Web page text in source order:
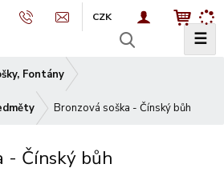
CZK
☰
Fontány
Bronzová soška - Čínský bůh
- Čínský bůh